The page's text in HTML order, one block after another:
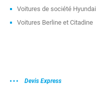
Voitures de société Hyundai
Voitures Berline et Citadine
Devis Express